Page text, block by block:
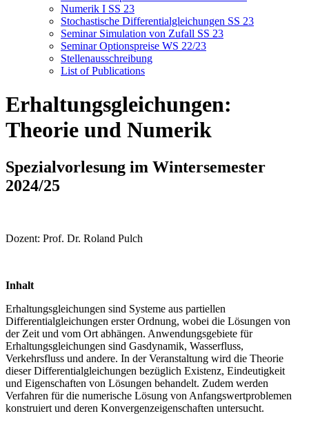
Numerik I SS 23
Stochastische Differentialgleichungen SS 23
Seminar Simulation von Zufall SS 23
Seminar Optionspreise WS 22/23
Stellenausschreibung
List of Publications
Erhaltungsgleichungen:
Theorie und Numerik
Spezialvorlesung im Wintersemester
2024/25
Dozent: Prof. Dr. Roland Pulch
Inhalt
Erhaltungsgleichungen sind Systeme aus partiellen
Differentialgleichungen erster Ordnung, wobei die Lösungen von
der Zeit und vom Ort abhängen. Anwendungsgebiete für
Erhaltungsgleichungen sind Gasdynamik, Wasserfluss,
Verkehrsfluss und andere. In der Veranstaltung wird die Theorie
dieser Differentialgleichungen bezüglich Existenz, Eindeutigkeit
und Eigenschaften von Lösungen behandelt. Zudem werden
Verfahren für die numerische Lösung von Anfangswertproblemen
konstruiert und deren Konvergenzeigenschaften untersucht.